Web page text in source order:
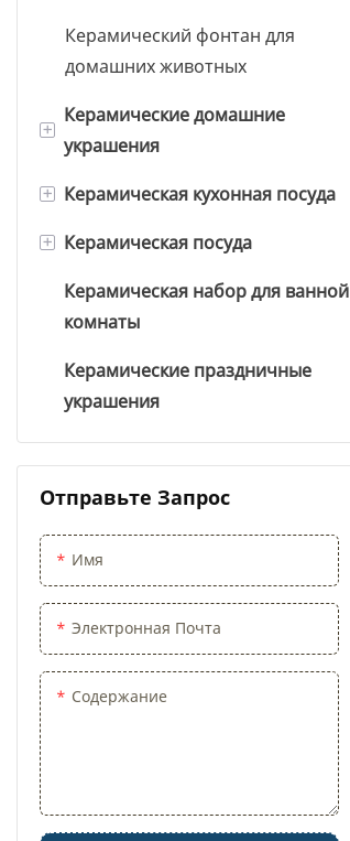
Керамический фонтан для
домашних животных
+
Керамические домашние
украшения
Керамические банки свечи
Керамический тростник
Керамическая Ваза
+ Керамическая кухонная посуда
Керамические банки
+ Керамическая посуда
Керамическая кружка
Керамическая набор для ванной
комнаты
Керамические праздничные
украшения
Отправьте Запрос
Имя
Электронная Почта
Содержание